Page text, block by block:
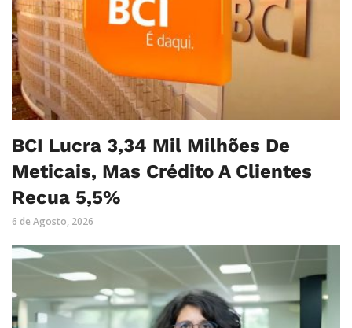
BCI Lucra 3,34 Mil Milhões De
Meticais, Mas Crédito A Clientes
Recua 5,5%
6 de Agosto, 2026